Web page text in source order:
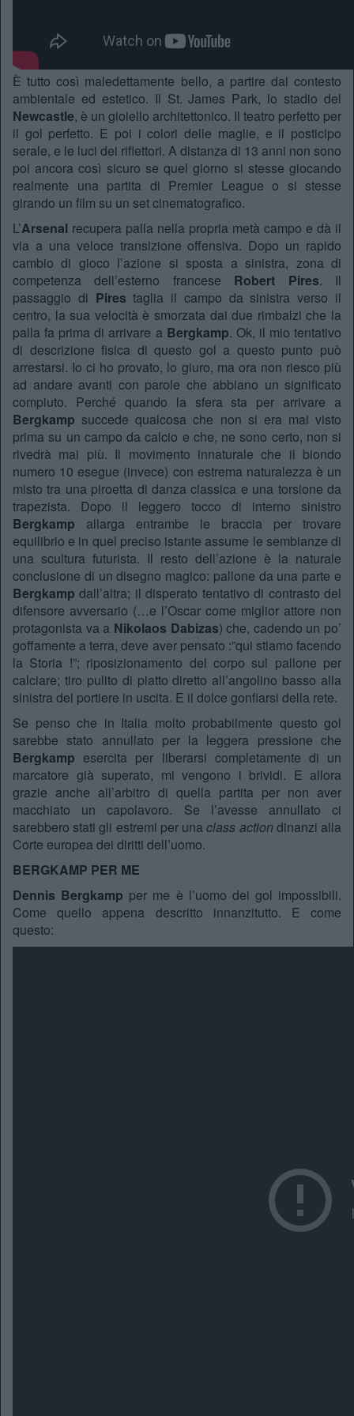
È tutto così maledettamente bello, a partire dal contesto
ambientale ed estetico. Il St. James Park, lo stadio del
Newcastle, è un gioiello architettonico. Il teatro perfetto per
il gol perfetto. E poi i colori delle maglie, e il posticipo
serale, e le luci dei riflettori. A distanza di 13 anni non sono
poi ancora così sicuro se quel giorno si stesse giocando
realmente una partita di Premier League o si stesse
girando un film su un set cinematografico.
L’Arsenal recupera palla nella propria metà campo e dà il
via a una veloce transizione offensiva. Dopo un rapido
cambio di gioco l’azione si sposta a sinistra, zona di
competenza dell’esterno francese Robert Pires. Il
passaggio di Pires taglia il campo da sinistra verso il
centro, la sua velocità è smorzata dai due rimbalzi che la
palla fa prima di arrivare a Bergkamp. Ok, il mio tentativo
di descrizione fisica di questo gol a questo punto può
arrestarsi. Io ci ho provato, lo giuro, ma ora non riesco più
ad andare avanti con parole che abbiano un significato
compiuto. Perché quando la sfera sta per arrivare a
Bergkamp succede qualcosa che non si era mai visto
prima su un campo da calcio e che, ne sono certo, non si
rivedrà mai più. Il movimento innaturale che il biondo
numero 10 esegue (invece) con estrema naturalezza è un
misto tra una piroetta di danza classica e una torsione da
trapezista. Dopo il leggero tocco di interno sinistro
Bergkamp allarga entrambe le braccia per trovare
equilibrio e in quel preciso istante assume le sembianze di
una scultura futurista. Il resto dell’azione è la naturale
conclusione di un disegno magico: pallone da una parte e
Bergkamp dall’altra; il disperato tentativo di contrasto del
difensore avversario (…e l’Oscar come miglior attore non
protagonista va a Nikolaos Dabizas) che, cadendo un po’
goffamente a terra, deve aver pensato :”qui stiamo facendo
la Storia !”; riposizionamento del corpo sul pallone per
calciare; tiro pulito di piatto diretto all’angolino basso alla
sinistra del portiere in uscita. E il dolce gonfiarsi della rete.
Se penso che in Italia molto probabilmente questo gol
sarebbe stato annullato per la leggera pressione che
Bergkamp esercita per liberarsi completamente di un
marcatore già superato, mi vengono i brividi. E allora
grazie anche all’arbitro di quella partita per non aver
macchiato un capolavoro. Se l’avesse annullato ci
sarebbero stati gli estremi per unaclass action dinanzi alla
Corte europea dei diritti dell’uomo.
BERGKAMP PER ME
Dennis Bergkamp per me è l’uomo dei gol impossibili.
Come quello appena descritto innanzitutto. E come
questo: